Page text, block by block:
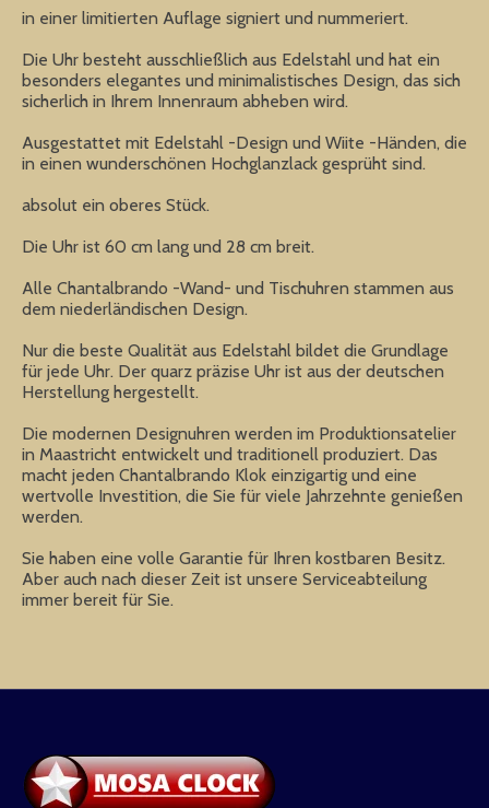
in einer limitierten Auflage signiert und nummeriert.
Die Uhr besteht ausschließlich aus Edelstahl und hat ein
besonders elegantes und minimalistisches Design, das sich
sicherlich in Ihrem Innenraum abheben wird.
Ausgestattet mit Edelstahl -Design und Wiite -Händen, die
in einen wunderschönen Hochglanzlack gesprüht sind.
absolut ein oberes Stück.
Die Uhr ist 60 cm lang und 28 cm breit.
Alle Chantalbrando -Wand- und Tischuhren stammen aus
dem niederländischen Design.
Nur die beste Qualität aus Edelstahl bildet die Grundlage
für jede Uhr. Der quarz präzise Uhr ist aus der deutschen
Herstellung hergestellt.
Die modernen Designuhren werden im Produktionsatelier
in Maastricht entwickelt und traditionell produziert. Das
macht jeden Chantalbrando Klok einzigartig und eine
wertvolle Investition, die Sie für viele Jahrzehnte genießen
werden.
Sie haben eine volle Garantie für Ihren kostbaren Besitz.
Aber auch nach dieser Zeit ist unsere Serviceabteilung
immer bereit für Sie.